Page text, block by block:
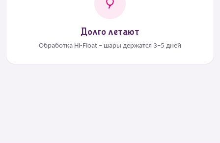
Долго летают
Обработка Hi-Float – шары держатся 3–5 дней